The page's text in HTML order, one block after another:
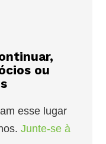
ou
esse lugar
Junte-se à